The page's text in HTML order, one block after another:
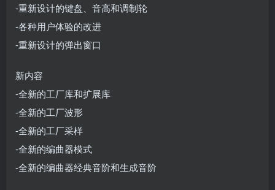
-重新设计的键盘、音高和调制轮
-各种用户体验的改进
-重新设计的弹出窗口
新内容
-全新的工厂库和扩展库
-全新的工厂波形
-全新的工厂采样
-全新的编曲器模式
-全新的编曲器经典音阶和生成音阶